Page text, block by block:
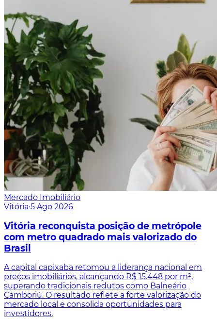
Mercado Imobiliário
Vitória·5 Ago 2026
Vitória reconquista posição de metrópole
com metro quadrado mais valorizado do
Brasil
A capital capixaba retomou a liderança nacional em
preços imobiliários, alcançando R$ 15.448 por m²,
superando tradicionais redutos como Balneário
Camboriú. O resultado reflete a forte valorização do
mercado local e consolida oportunidades para
investidores.